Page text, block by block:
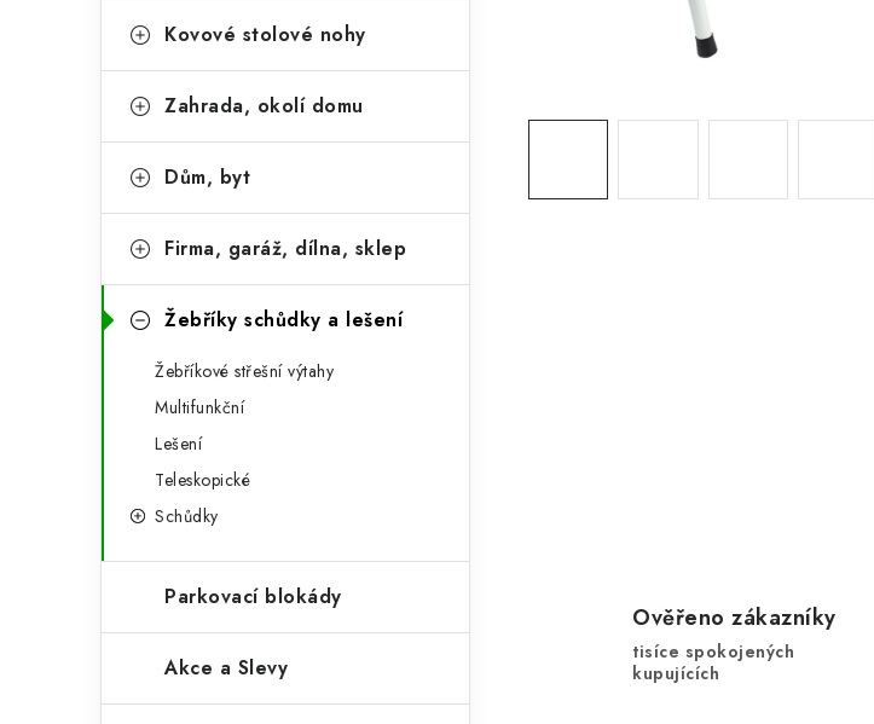
í
n
e
r
Kovové stolové nohy
Zahrada, okolí domu
Dům, byt
Firma, garáž, dílna, sklep
Žebříky schůdky a lešení
Žebříkové střešní výtahy
Multifunkční
Lešení
Teleskopické
Schůdky
Parkovací blokády
Akce a Slevy
Ověřeno zákazníky
tisíce spokojených
kupujících